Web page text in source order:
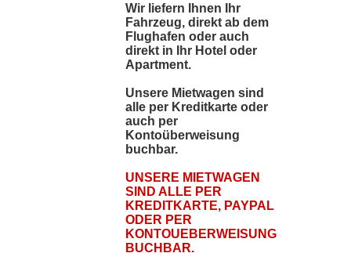
Wir liefern Ihnen Ihr
Fahrzeug, direkt ab dem
Flughafen oder auch
direkt in Ihr Hotel oder
Apartment.
Unsere Mietwagen sind
alle per Kreditkarte oder
auch per
Kontoüberweisung
buchbar.
UNSERE MIETWAGEN
SIND ALLE PER
KREDITKARTE, PAYPAL
ODER PER
KONTOUEBERWEISUNG
BUCHBAR.